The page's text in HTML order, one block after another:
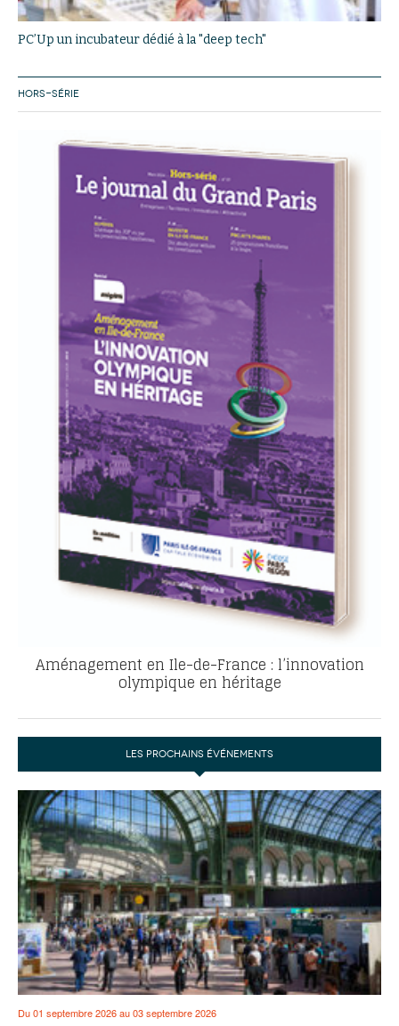
PC’Up un incubateur dédié à la "deep tech"
HORS-SÉRIE
Aménagement en Ile-de-France : l’innovation
olympique en héritage
LES PROCHAINS ÉVÉNEMENTS
Du 01 septembre 2026 au 03 septembre 2026